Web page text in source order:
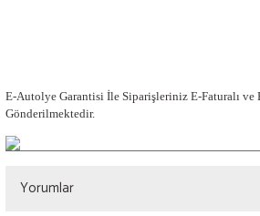
E-Autolye Garantisi İle Siparişleriniz E-Faturalı ve
Gönderilmektedir.
Yorumlar